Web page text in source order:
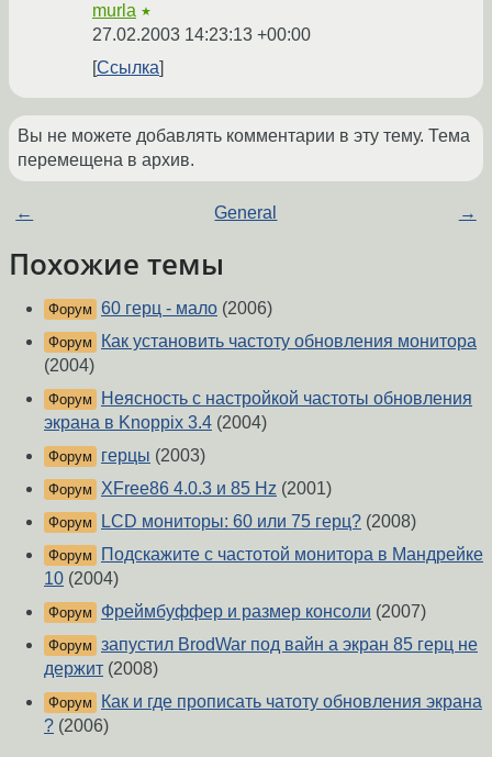
murla ★
27.02.2003 14:23:13 +00:00
Ссылка
Вы не можете добавлять комментарии в эту тему. Тема
перемещена в архив.
← General →
Похожие темы
Форум 60 герц - мало (2006)
Форум
Как установить частоту обновления монитора
(2004)
Форум
Неясность с настройкой частоты обновления
экрана в Knoppix 3.4 (2004)
Форум герцы (2003)
Форум XFree86 4.0.3 и 85 Hz (2001)
Форум LCD мониторы: 60 или 75 герц? (2008)
Форум
Подскажите с частотой монитора в Мандрейке
10 (2004)
Форум Фреймбуффер и размер консоли (2007)
Форум запустил BrodWar под вайн а экран 85 герц не
держит (2008)
Форум
Как и где прописать чатоту обновления экрана
? (2006)